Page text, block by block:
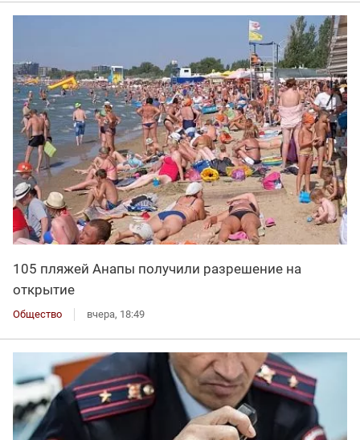
105 пляжей Анапы получили разрешение на
открытие
Общество вчера, 18:49